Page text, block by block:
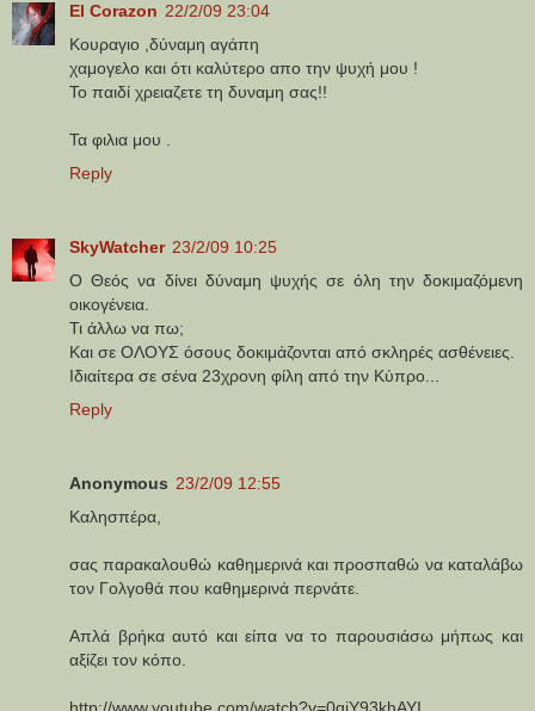
El Corazon 22/2/09 23:04
Κουραγιο ,δύναμη αγάπη
χαμογελο και ότι καλύτερο απο την ψυχή μου !
Το παιδί χρειαζετε τη δυναμη σας!!
Τα φιλια μου .
Reply
SkyWatcher 23/2/09 10:25
Ο Θεός να δίνει δύναμη ψυχής σε όλη την δοκιμαζόμενη
οικογένεια.
Τι άλλω να πω;
Και σε ΟΛΟΥΣ όσους δοκιμάζονται από σκληρές ασθένειες.
Ιδιαίτερα σε σένα 23χρονη φίλη από την Κύπρο...
Reply
Anonymous 23/2/09 12:55
Καλησπέρα,
σας παρακαλουθώ καθημερινά και προσπαθώ να καταλάβω
τον Γολγοθά που καθημερινά περνάτε.
Απλά βρήκα αυτό και είπα να το παρουσιάσω μήπως και
αξίζει τον κόπο.